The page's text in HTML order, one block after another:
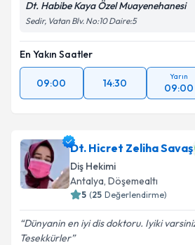
Dt. Habibe Kaya Özel Muayenehanesi
Sedir, Vatan Blv. No:10 Daire:5
En Yakın Saatler
09:00 14:30
Yarın
09:00
Dt. Hicret Zeliha Savaş
Diş Hekimi
Antalya, Döşemealtı
5 (25 Değerlendirme)
Dünyanin en iyi dis doktoru. Iyiki
Tesekkürler